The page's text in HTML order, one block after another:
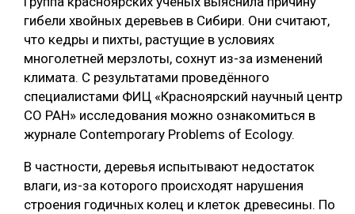
ЛЕСОВОССТАНОВЛЕНИЕ И ЗАЩИТА
ЛОГИСТИКА
ПРОИЗВОДСТВО ДРЕВЕСНЫХ ПЛИТ
ЦБП
КОМПЛЕКСНАЯ ПЕРЕРАБОТКА
ЛЕСОПИЛЕНИЕ
ДЕРЕВЯННОЕ ДОМОСТРОЕНИЕ
ТЕМАТИЧЕСКИЕ ПРОЕКТЫ
ПОДБОРКИ СТАТЕЙ
гибели хвойных деревьев в Сибири. Они считают,
что кедры и пихты, растущие в условиях
многолетней мерзлоты, сохнут из-за изменений
климата. С результатами проведённого
специалистами ФИЦ «Красноярский научный центр
СО РАН» исследования можно ознакомиться в
журнале Contemporary Problems of Ecology.
В частности, деревья испытывают недостаток
влаги, из-за которого происходят нарушения
строения годичных колец и клеток древесины. По